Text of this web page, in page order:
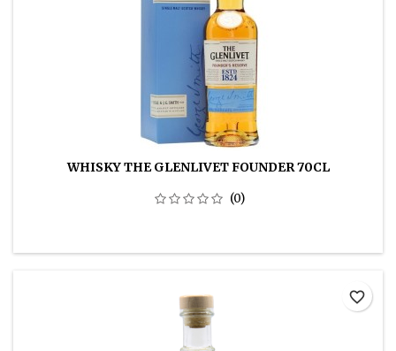
WHISKY THE GLENLIVET FOUNDER 70CL
(0)
favorite_border